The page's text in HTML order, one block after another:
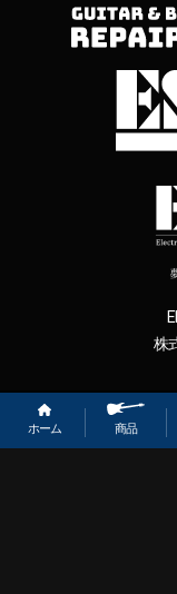
ホーム 商品
株
Copyright 2026【ESP